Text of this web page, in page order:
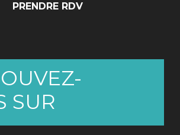
PRENDRE RDV
SUR